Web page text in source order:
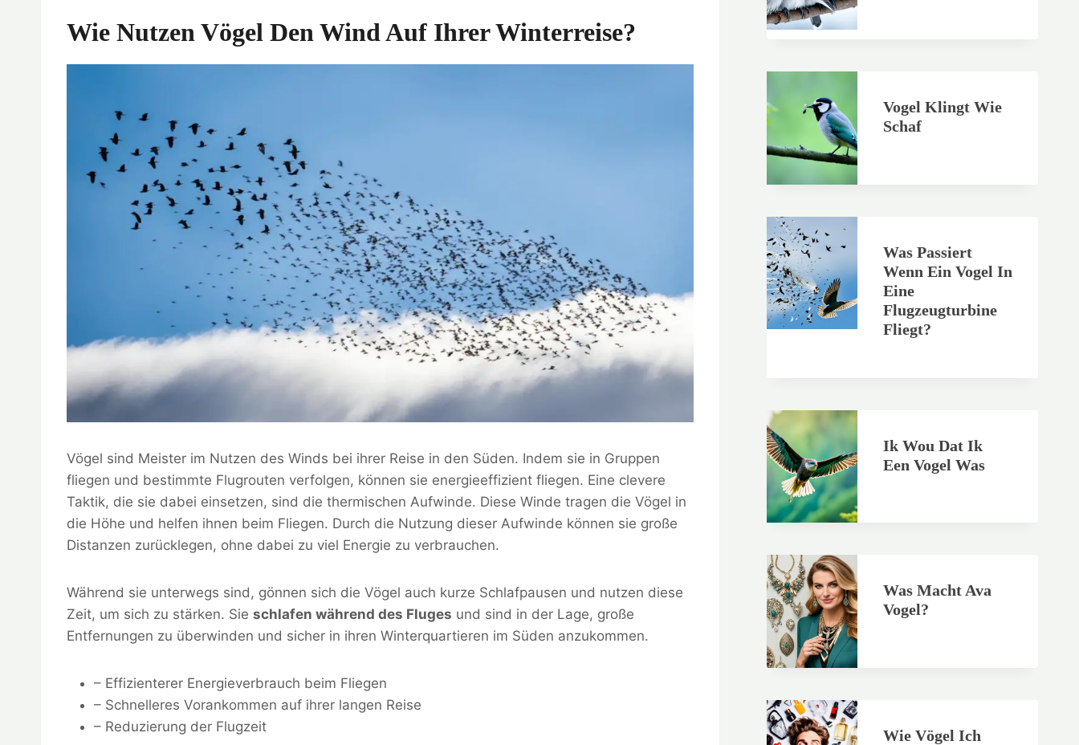
Wie Nutzen Vögel Den Wind Auf Ihrer Winterreise?
Vögel sind Meister im Nutzen des Winds bei ihrer Reise in den Süden. Indem sie in Gruppen
fliegen und bestimmte Flugrouten verfolgen, können sie energieeffizient fliegen. Eine clevere
Taktik, die sie dabei einsetzen, sind die thermischen Aufwinde. Diese Winde tragen die Vögel in
die Höhe und helfen ihnen beim Fliegen. Durch die Nutzung dieser Aufwinde können sie große
Distanzen zurücklegen, ohne dabei zu viel Energie zu verbrauchen.
Während sie unterwegs sind, gönnen sich die Vögel auch kurze Schlafpausen und nutzen diese
Zeit, um sich zu stärken. Sie schlafen während des Fluges und sind in der Lage, große
Entfernungen zu überwinden und sicher in ihren Winterquartieren im Süden anzukommen.
– Effizienterer Energieverbrauch beim Fliegen
– Schnelleres Vorankommen auf ihrer langen Reise
– Reduzierung der Flugzeit
Vogel Klingt Wie
Schaf
Was Passiert
Wenn Ein Vogel In
Eine
Flugzeugturbine
Fliegt?
Ik Wou Dat Ik
Een Vogel Was
Was Macht Ava
Vogel?
Wie Vögel Ich